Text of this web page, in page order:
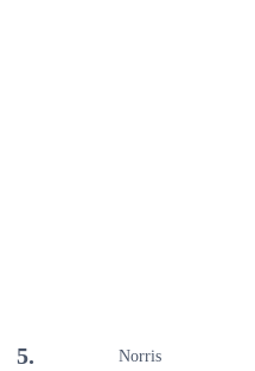
5. Norris